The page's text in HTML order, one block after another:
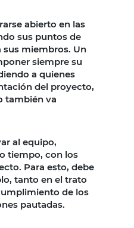
abierto en las
sus puntos de
sus miembros. Un
siempre su
a quienes
del proyecto,
también va
al equipo,
tiempo, con los
Para esto, debe
tanto en el trato
de los
pautadas.